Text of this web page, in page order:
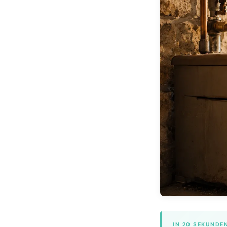
Strategiegespräch
IN 20